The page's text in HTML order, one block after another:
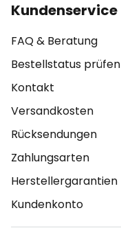
Kundenservice
FAQ & Beratung
Bestellstatus prüfen
Kontakt
Versandkosten
Rücksendungen
Zahlungsarten
Herstellergarantien
Kundenkonto